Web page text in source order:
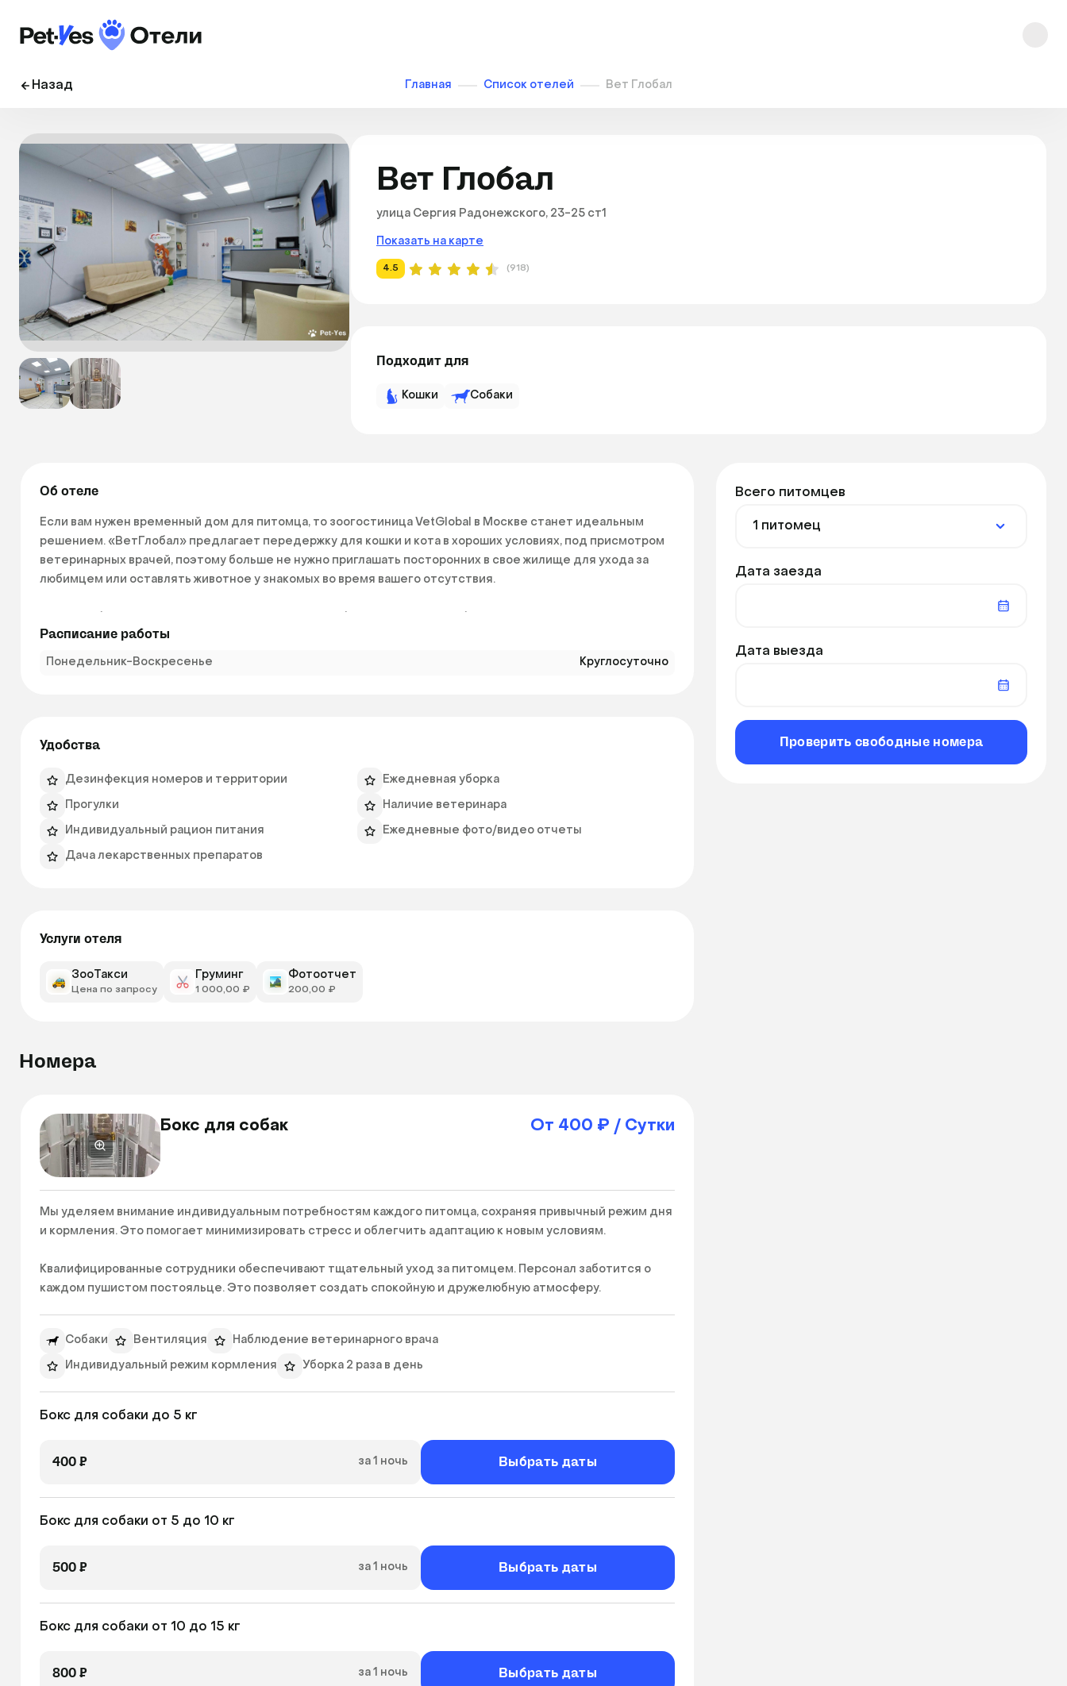
Назад Главная Список отелей Вет Глобал
Вет Глобал
улица Сергия Радонежского, 23-25 ст1
Показать на карте
4.5 (918)
Подходит для
Кошки Собаки
Об отеле
Если вам нужен временный дом для питомца, то зоогостиница VetGlobal в Москве станет идеальным
решением. «ВетГлобал» предлагает передержку для кошки и кота в хороших условиях, под присмотром
ветеринарных врачей, поэтому больше не нужно приглашать посторонних в свое жилище для ухода за
любимцем или оставлять животное у знакомых во время вашего отсутствия.
дополнительная платная услуга — фото- и видеоотчет.
Отдельные боксы с надлежащей обработкой.
VetGlobal предлагает следующие цены на услуги временной передержки. Стоимость содержания кота –
350 рублей за сутки.
Расписание работы
Понедельник-Воскресенье Круглосуточно
Удобства
Дезинфекция номеров и территории Ежедневная уборка
Прогулки Наличие ветеринара
Индивидуальный рацион питания Ежедневные фото/видео отчеты
Дача лекарственных препаратов
Услуги отеля
ЗооТакси
Цена по запросу
Груминг
1 000,00 ₽
Фотоотчет
200,00 ₽
Номера
Бокс для собак От 400 ₽ / Сутки
Мы уделяем внимание индивидуальным потребностям каждого питомца, сохраняя привычный режим дня
и кормления. Это помогает минимизировать стресс и облегчить адаптацию к новым условиям.
Квалифицированные сотрудники обеспечивают тщательный уход за питомцем. Персонал заботится о
каждом пушистом постояльце. Это позволяет создать спокойную и дружелюбную атмосферу.
когтей. Это помогает поддерживать питомцев в отличной форме и придает им ухоженный вид.
Собаки Вентиляция Наблюдение ветеринарного врача
Индивидуальный режим кормления Уборка 2 раза в день
Бокс для собаки до 5 кг
400 ₽ за 1 ночь Выбрать даты
Бокс для собаки от 5 до 10 кг
500 ₽ за 1 ночь Выбрать даты
Бокс для собаки от 10 до 15 кг
800 ₽ за 1 ночь Выбрать даты
Всего питомцев
Дата заезда
Дата выезда
Проверитьсвободные номера